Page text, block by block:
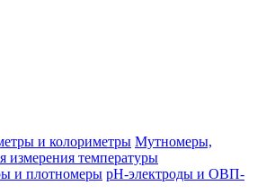
и колориметры Мутномеры,
измерения температуры
и плотномеры pH-электроды и ОВП-